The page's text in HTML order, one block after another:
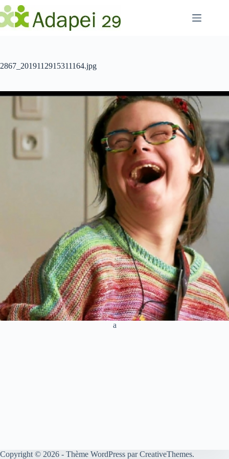
Passer
au
contenu
2867_2019112915311164.jpg
a
Copyright © 2026 - Thème WordPress parCreativeThemes.